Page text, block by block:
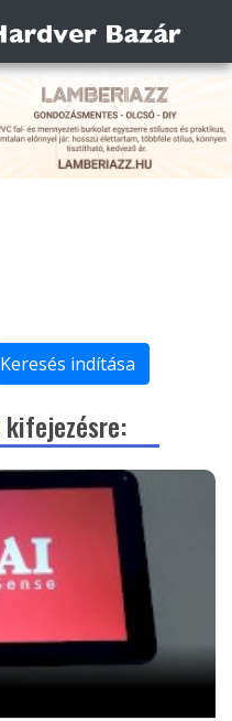
Keresés indítása
kifejezésre: